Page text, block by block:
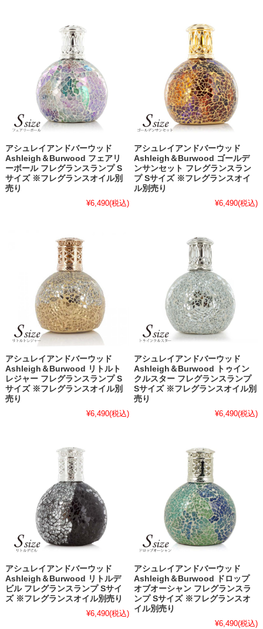
アシュレイアンドバーウッド
Ashleigh＆Burwood フェアリ
ーボール フレグランスランプ S
サイズ ※フレグランスオイル別
売り
¥6,490(税込)
アシュレイアンドバーウッド
Ashleigh＆Burwood ゴールデ
ンサンセット フレグランスラン
プ Sサイズ ※フレグランスオイ
ル別売り
¥6,490(税込)
アシュレイアンドバーウッド
Ashleigh＆Burwood リトルト
レジャー フレグランスランプ S
サイズ ※フレグランスオイル別
売り
¥6,490(税込)
アシュレイアンドバーウッド
Ashleigh＆Burwood トゥイン
クルスター フレグランスランプ
Sサイズ ※フレグランスオイル別
売り
¥6,490(税込)
アシュレイアンドバーウッド
Ashleigh＆Burwood リトルデ
ビル フレグランスランプ Sサイ
ズ ※フレグランスオイル別売り
¥6,490(税込)
アシュレイアンドバーウッド
Ashleigh＆Burwood ドロップ
オブオーシャン フレグランスラ
ンプ Sサイズ ※フレグランスオ
イル別売り
¥6,490(税込)